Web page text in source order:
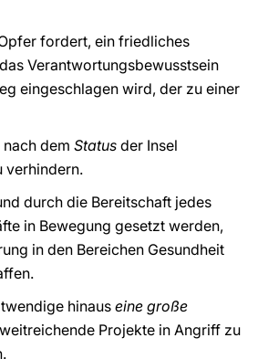
fordert, ein friedliches
Verantwortungsbewusstsein
eingeschlagen wird, der zu einer
dem Status der Insel
verhindern.
durch die Bereitschaft jedes
in Bewegung gesetzt werden,
in den Bereichen Gesundheit
hinauseine große
Projekte in Angriff zu